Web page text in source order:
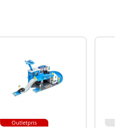
Outletpris